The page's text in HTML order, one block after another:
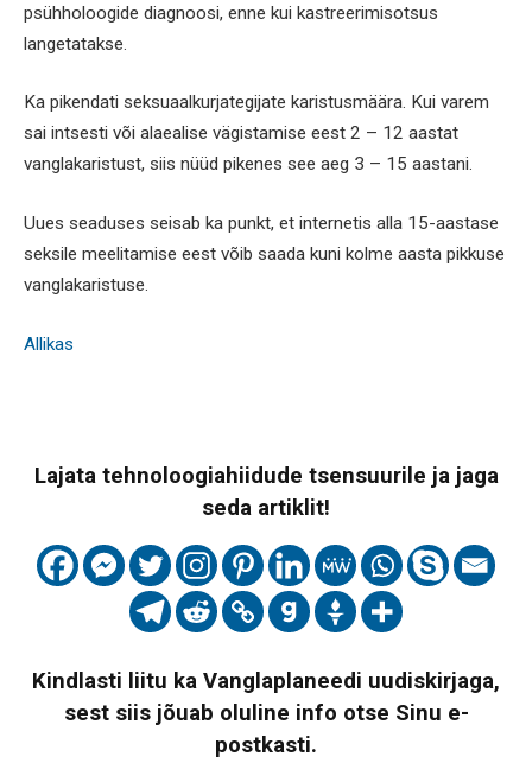
psühholoogide diagnoosi, enne kui kastreerimisotsus
langetatakse.
Ka pikendati seksuaalkurjategijate karistusmäära. Kui varem
sai intsesti või alaealise vägistamise eest 2 – 12 aastat
vanglakaristust, siis nüüd pikenes see aeg 3 – 15 aastani.
Uues seaduses seisab ka punkt, et internetis alla 15-aastase
seksile meelitamise eest võib saada kuni kolme aasta pikkuse
vanglakaristuse.
Allikas
Lajata tehnoloogiahiidude tsensuurile ja jaga
seda artiklit!
Kindlasti liitu ka Vanglaplaneedi uudiskirjaga,
sest siis jõuab oluline info otse Sinu e-
postkasti.